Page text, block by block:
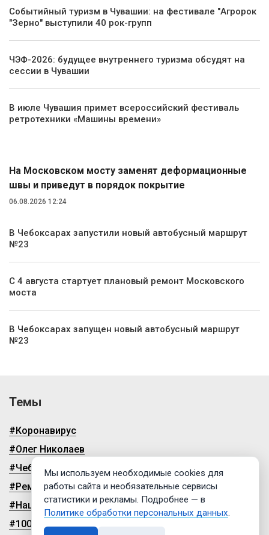
Событийный туризм в Чувашии: на фестивале "Агророк
"Зерно" выступили 40 рок-групп
ЧЭФ-2026: будущее внутреннего туризма обсудят на
сессии в Чувашии
В июле Чувашия примет всероссийский фестиваль
ретротехники «Машины времени»
На Московском мосту заменят деформационные
швы и приведут в порядок покрытие
06.08.2026 12:24
В Чебоксарах запустили новый автобусный маршрут
№23
С 4 августа стартует плановый ремонт Московского
моста
В Чебоксарах запущен новый автобусный маршрут
№23
Темы
#Коронавирус
#Олег Николаев
#Чебоксары
#Ремонт дорог
#Нацпроекты
#100-летие чувашской автономии
Мы используем необходимые cookies для
работы сайта и необязательные сервисы
статистики и рекламы. Подробнее — в
Политике обработки персональных данных.